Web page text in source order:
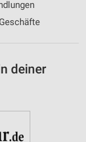
deiner